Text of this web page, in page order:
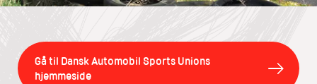
Gå til Dansk Automobil Sports Unions
hjemmeside